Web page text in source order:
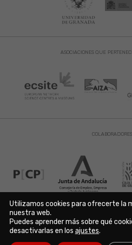
ASOCIACIONES QUE
COLABORADORES
Aviso Legal | Política de
Copyright © 2021. Parque de las
Utilizamos cookies para ofrecerte la
nuestra web.
Puedes aprender más sobre qué
desactivarlas en los ajustes.